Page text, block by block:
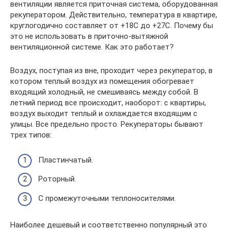
вентиляции является приточная система, оборудованная
рекуператором. Действительно, температура в квартире,
круглогодично составляет от +18С до +27С. Почему бы
это не использовать в приточно-вытяжной
вентиляционной системе. Как это работает?
Воздух, поступая из вне, проходит через рекуператор, в
котором теплый воздух из помещения обогревает
входящий холодный, не смешиваясь между собой. В
летний период все происходит, наоборот: с квартиры,
воздух выходит теплый и охлаждается входящим с
улицы. Все предельно просто. Рекуператоры бывают
трех типов:
Пластинчатый.
Роторный.
С промежуточными теплоносителями.
Наиболее дешевый и соответственно популярный это